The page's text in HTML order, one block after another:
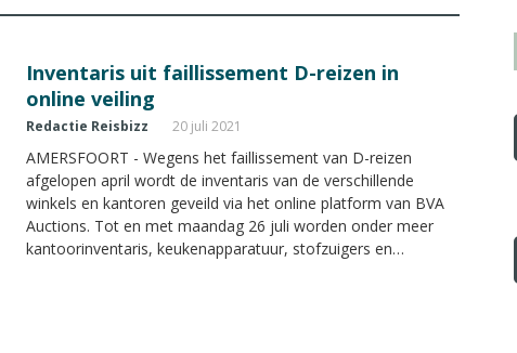
Inventaris uit faillissement D-reizen in
online veiling
Redactie Reisbizz 20 juli 2021
AMERSFOORT - Wegens het faillissement van D-reizen
afgelopen april wordt de inventaris van de verschillende
winkels en kantoren geveild via het online platform van BVA
Auctions. Tot en met maandag 26 juli worden onder meer
kantoorinventaris, keukenapparatuur, stofzuigers en